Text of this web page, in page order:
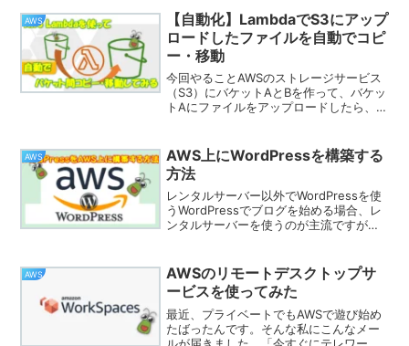
こで画面上で削除すると、削除確認を求
められます。間違えて...
AWS
【自動化】LambdaでS3にアップ
ロードしたファイルを自動でコピ
ー・移動
今回やることAWSのストレージサービス
（S3）にバケットAとBを作って、バケッ
トAにファイルをアップロードしたら、自
ってみます。このぐらいの簡単な処理な
らEC2などで...
AWS
AWS上にWordPressを構築する
方法
レンタルサーバー以外でWordPressを使
うWordPressでブログを始める場合、レ
ンタルサーバーを使うのが主流ですが、
することもできます。どんな時にこ...
AWS
AWSのリモートデスクトップサ
ービスを使ってみた
最近、プライベートでもAWSで遊び始め
たばったんです。そんな私にこんなメー
ルが届きました。「今すぐにテレワーク